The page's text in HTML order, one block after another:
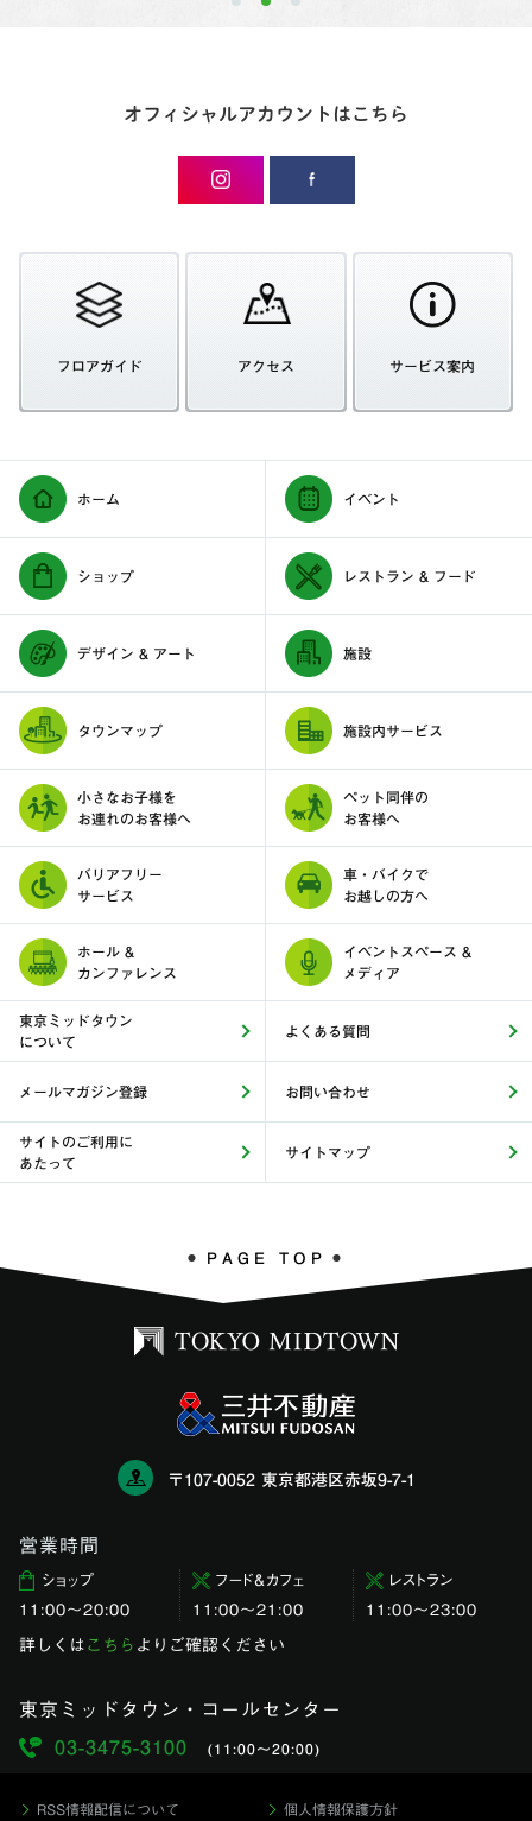
オフィシャルアカウントはこちら
フロアガイド アクセス サービス案内
ホーム イベント
ショップ レストラン & フード
デザイン & アート 施設
タウンマップ 施設内サービス
小さなお子様を
お連れのお客様へ
ペット同伴の
お客様へ
バリアフリー
サービス
車・バイクで
お越しの方へ
ホール &
カンファレンス
イベントスペース &
メディア
東京ミッドタウン
について
よくある質問
メールマガジン登録 お問い合わせ
サイトのご利用に
あたって
サイトマップ
PAGE TOP
〒107-0052 東京都港区赤坂9-7-1
営業時間
ショップ
11:00〜20:00
フード＆カフェ
11:00～21:00
レストラン
11:00〜23:00
詳しくは こちら よりご確認ください
東京ミッドタウン・コールセンター
03-3475-3100
(11:00〜20:00)
RSS情報配信について 個人情報保護方針